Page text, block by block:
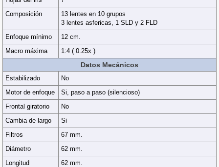
Composición
13 lentes en 10 grupos
3 lentes asfericas, 1 SLD y 2 FLD
Enfoque mínimo
12 cm.
Macro máxima
1:4 ( 0.25x )
Datos Mecánicos
Estabilizado
No
Motor de enfoque
Si, paso a paso (silencioso)
Frontal giratorio
No
Cambia de largo
Si
Filtros
67 mm.
Diámetro
62 mm.
Longitud
62 mm.